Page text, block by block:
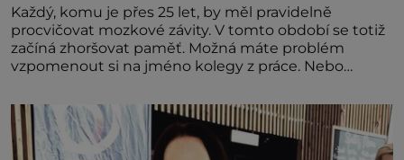
Každý, komu je přes 25 let, by měl pravidelně
procvičovat mozkové závity. V tomto období se totiž
začíná zhoršovat paměť. Možná máte problém
vzpomenout si na jméno kolegy z práce. Nebo
nedávno přečetli. Je to opravdu tak, s věkem jako
kdyby se paměť rozhodla stávkovat. Cvičte